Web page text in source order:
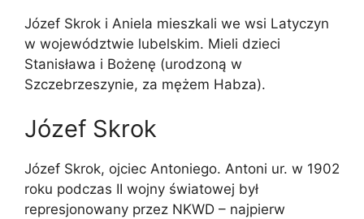
Józef Skrok i Aniela mieszkali we wsi Latyczyn
w województwie lubelskim. Mieli dzieci
Stanisława i Bożenę (urodzoną w
Szczebrzeszynie, za mężem Habza).
Józef Skrok
Józef Skrok, ojciec Antoniego. Antoni ur. w 1902
roku podczas II wojny światowej był
represjonowany przez NKWD – najpierw